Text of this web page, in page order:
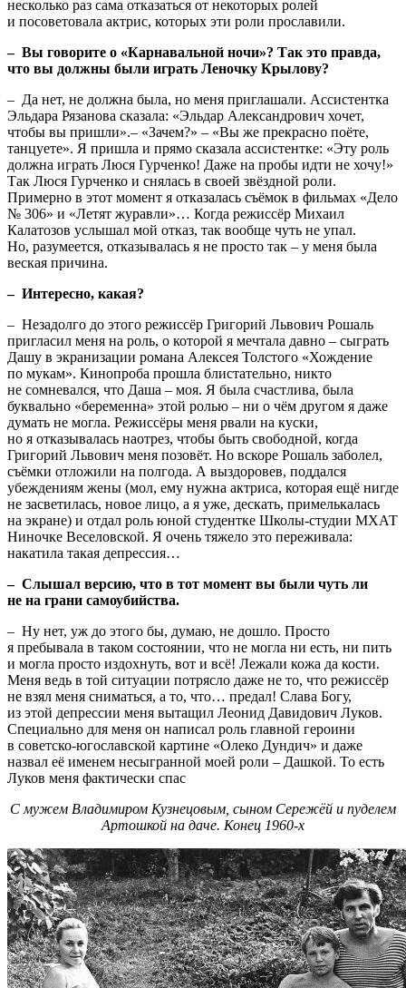
несколько раз сама отказаться от некоторых ролей
и посоветовала актрис, которых эти роли прославили.
– Вы говорите о «Карнавальной ночи»? Так это правда,
что вы должны были играть Леночку Крылову?
– Да нет, не должна была, но меня приглашали. Ассистентка
Эльдара Рязанова сказала: «Эльдар Александрович хочет,
чтобы вы пришли».– «Зачем?» – «Вы же прекрасно поёте,
танцуете». Я пришла и прямо сказала ассистентке: «Эту роль
должна играть Люся Гурченко! Даже на пробы идти не хочу!»
Так Люся Гурченко и снялась в своей звёздной роли.
Примерно в этот момент я отказалась съёмок в фильмах «Дело
№ 306» и «Летят журавли»… Когда режиссёр Михаил
Калатозов услышал мой отказ, так вообще чуть не упал.
Но, разумеется, отказывалась я не просто так – у меня была
веская причина.
– Интересно, какая?
– Незадолго до этого режиссёр Григорий Львович Рошаль
пригласил меня на роль, о которой я мечтала давно – сыграть
Дашу в экранизации романа Алексея Толстого «Хождение
по мукам». Кинопроба прошла блистательно, никто
не сомневался, что Даша – моя. Я была счастлива, была
буквально «беременна» этой ролью – ни о чём другом я даже
думать не могла. Режиссёры меня рвали на куски,
но я отказывалась наотрез, чтобы быть свободной, когда
Григорий Львович меня позовёт. Но вскоре Рошаль заболел,
съёмки отложили на полгода. А выздоровев, поддался
убеждениям жены (мол, ему нужна актриса, которая ещё нигде
не засветилась, новое лицо, а я уже, дескать, примелькалась
на экране) и отдал роль юной студентке Школы-студии МХАТ
Ниночке Веселовской. Я очень тяжело это переживала:
накатила такая депрессия…
– Слышал версию, что в тот момент вы были чуть ли
не на грани самоубийства.
– Ну нет, уж до этого бы, думаю, не дошло. Просто
я пребывала в таком состоянии, что не могла ни есть, ни пить
и могла просто издохнуть, вот и всё! Лежали кожа да кости.
Меня ведь в той ситуации потрясло даже не то, что режиссёр
не взял меня сниматься, а то, что… предал! Слава Богу,
из этой депрессии меня вытащил Леонид Давидович Луков.
Специально для меня он написал роль главной героини
в советско-югославской картине «Олеко Дундич» и даже
назвал её именем несыгранной моей роли – Дашкой. То есть
Луков меня фактически спас
С мужем Владимиром Кузнецовым, сыном Сережёй и пуделем
Артошкой на даче. Конец 1960-х